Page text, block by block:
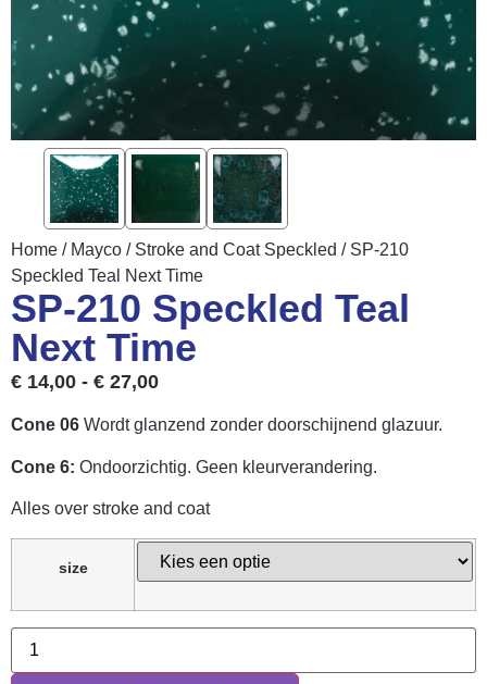
Home / Mayco / Stroke and Coat Speckled / SP-210
Speckled Teal Next Time
SP-210 Speckled Teal
Next Time
€ 14,00 - € 27,00
Cone 06 Wordt glanzend zonder doorschijnend glazuur.
Cone 6: Ondoorzichtig. Geen kleurverandering.
Alles over stroke and coat
size